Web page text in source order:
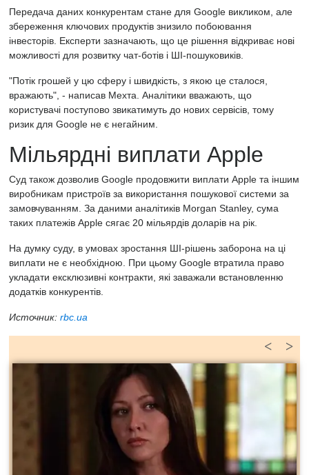
Передача даних конкурентам стане для Google викликом, але
збереження ключових продуктів знизило побоювання
інвесторів. Експерти зазначають, що це рішення відкриває нові
можливості для розвитку чат-ботів і ШІ-пошуковиків.
"Потік грошей у цю сферу і швидкість, з якою це сталося,
вражають", - написав Мехта. Аналітики вважають, що
користувачі поступово звикатимуть до нових сервісів, тому
ризик для Google не є негайним.
Мільярдні виплати Apple
Суд також дозволив Google продовжити виплати Apple та іншим
виробникам пристроїв за використання пошукової системи за
замовчуванням. За даними аналітиків Morgan Stanley, сума
таких платежів Apple сягає 20 мільярдів доларів на рік.
На думку суду, в умовах зростання ШІ-рішень заборона на ці
виплати не є необхідною. При цьому Google втратила право
укладати ексклюзивні контракти, які заважали встановленню
додатків конкурентів.
Источник: rbc.ua
>
<